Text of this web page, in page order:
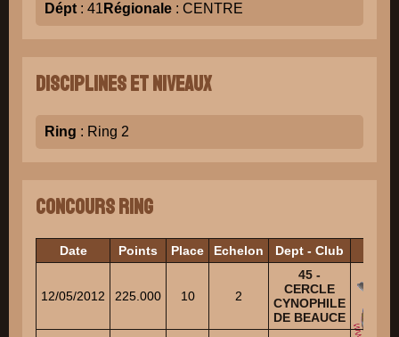
Dépt : 41 Régionale : CENTRE
Disciplines et niveaux
Ring : Ring 2
Concours Ring
Date Points Place Echelon Dept - Club
12/05/2012 225.000 10 2
45 -
CERCLE
CYNOPHILE
DE BEAUCE